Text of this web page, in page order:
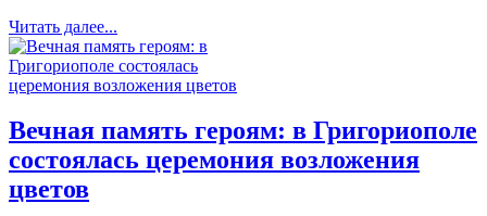
Читать далее...
Вечная память героям: в Григориополе
состоялась церемония возложения
цветов